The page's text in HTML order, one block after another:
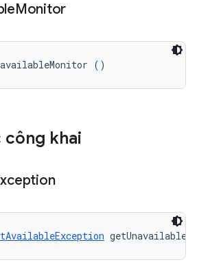
Monitor
()
công khai